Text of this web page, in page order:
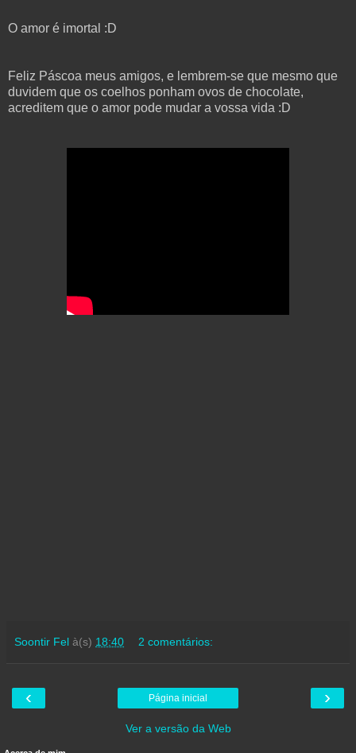
O amor é imortal :D
Feliz Páscoa meus amigos, e lembrem-se que mesmo que
duvidem que os coelhos ponham ovos de chocolate,
acreditem que o amor pode mudar a vossa vida :D
Soontir Fel à(s) 18:40 2 comentários:
‹ ›
Página inicial
Ver a versão da Web